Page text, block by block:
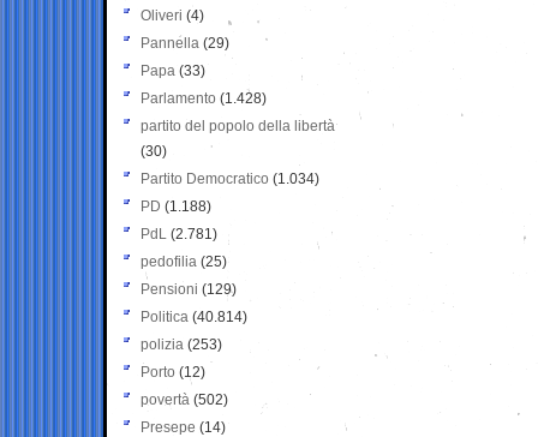
Oliveri (4)
Pannella (29)
Papa (33)
Parlamento (1.428)
partito del popolo della libertà
(30)
Partito Democratico (1.034)
PD (1.188)
PdL (2.781)
pedofilia (25)
Pensioni (129)
Politica (40.814)
polizia (253)
Porto (12)
povertà (502)
Presepe (14)